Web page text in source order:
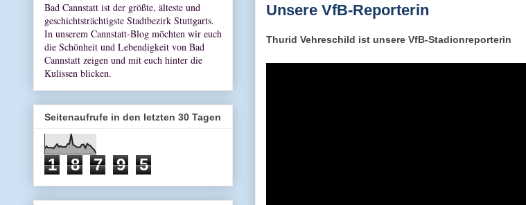
Unsere VfB-Reporterin
Thurid Vehreschild ist unsere VfB-Stadionreporterin
Bad Cannstatt ist der größte, älteste und
geschichtsträchtigste Stadtbezirk Stuttgarts.
In unserem Cannstatt-Blog möchten wir euch
die Schönheit und Lebendigkeit von Bad
Cannstatt zeigen und mit euch hinter die
Kulissen blicken.
Seitenaufrufe in den letzten 30 Tagen
1 8 7 9 5